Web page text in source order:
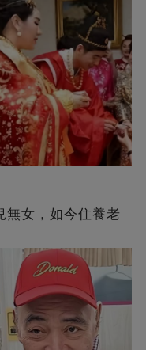
無女，如今住養老